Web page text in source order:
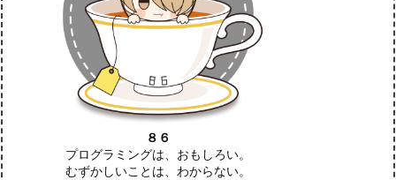
８６
プログラミングは、おもしろい。
むずかしいことは、わからない。